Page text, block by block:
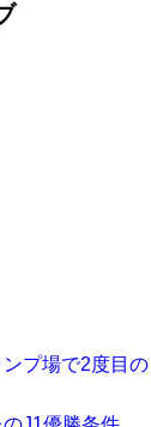
プ場で2度目の